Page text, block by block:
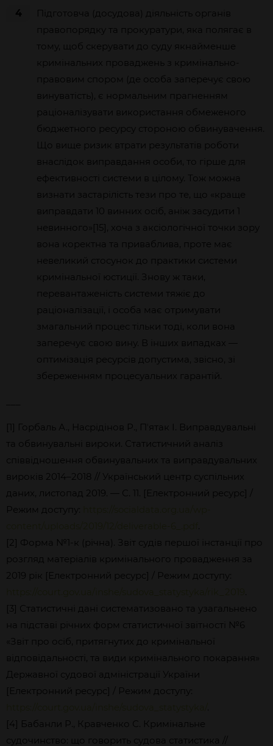
4
Підготовча (досудова) діяльність органів
правопорядку та прокуратури, яка полягає в
тому, щоб скерувати до суду якнайменше
кримінальних проваджень з кримінально-
правовим спором (де особа заперечує свою
винуватість), є нормальним прагненням
раціоналізувати використання обмеженого
бюджетного ресурсу стороною обвинувачення.
Що вище ризик втрати результатів роботи
внаслідок виправдання особи, то гірше для
ефективності системи в цілому. Тож можна
визнати застарілість тези про те, що «краще
виправдати 10 винних осіб, аніж засудити 1
невинного»[15], хоча з аксіологічної точки зору
вона коректна та приваблива, проте має
невеликий стосунок до практики системи
кримінальної юстиції. Знову ж таки,
перевантаженість системи тяжіє до
раціоналізації, і особа має отримувати
змагальний процес тільки тоді, коли вона
заперечує свою вину. В інших випадках —
оптимізація ресурсів допустима, звісно, зі
збереженням процесуальних гарантій.
[1] Горбаль А., Насрідінов Р., Пʼятак І.
Виправдувальні
та обвинувальні вироки. Статистичний аналіз
співвідношення обвинувальних та виправдувальних
вироків 2014–2018 // Український центр суспільних
даних, листопад 2019. — С. 11. [Електронний ресурс] /
Режим доступу:
[2] Форма №1-к (річна). Звіт судів першої інстанції про
розгляд матеріалів кримінального провадження за
2019 рік [Електронний ресурс] / Режим доступу:
[3] Статистичні дані систематизовано та узагальнено
на підставі річних форм статистичної звітності №6
«Звіт про осіб, притягнутих до кримінальної
відповідальності, та види кримінального покарання»
Державної судової адміністрації України
[Електронний ресурс] / Режим доступу:
[4] Бабанли Р., Кравченко С. Кримінальне
судочинство: що говорить судова статистика //